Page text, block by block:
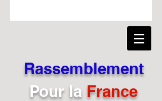
Rassemblement
Pour la France